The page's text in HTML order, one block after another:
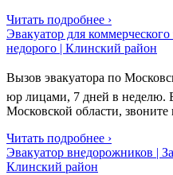
Читать подробнее ›
Эвакуатор для коммерческого
недорого | Клинский район
Вызов эвакуатора по
юр лицами, 7 дней в неделю.
Московской области, звоните
Читать подробнее ›
Эвакуатор внедорожников |
Клинский район